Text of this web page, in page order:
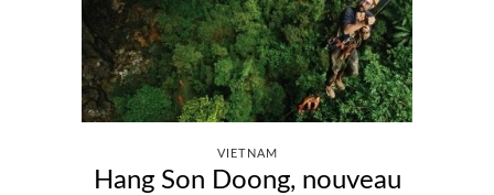
VIETNAM
Hang Son Doong, nouveau